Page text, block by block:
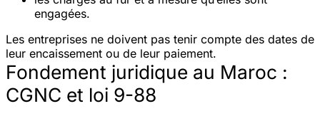
engagées.
Les entreprises ne doivent pas tenir compte des dates de
leur encaissement ou de leur paiement.
Fondement juridique au Maroc :
CGNC et loi 9-88